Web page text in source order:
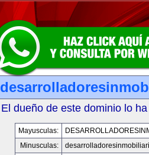
El dueño de este dominio lo
Mayusculas:
Minusculas: